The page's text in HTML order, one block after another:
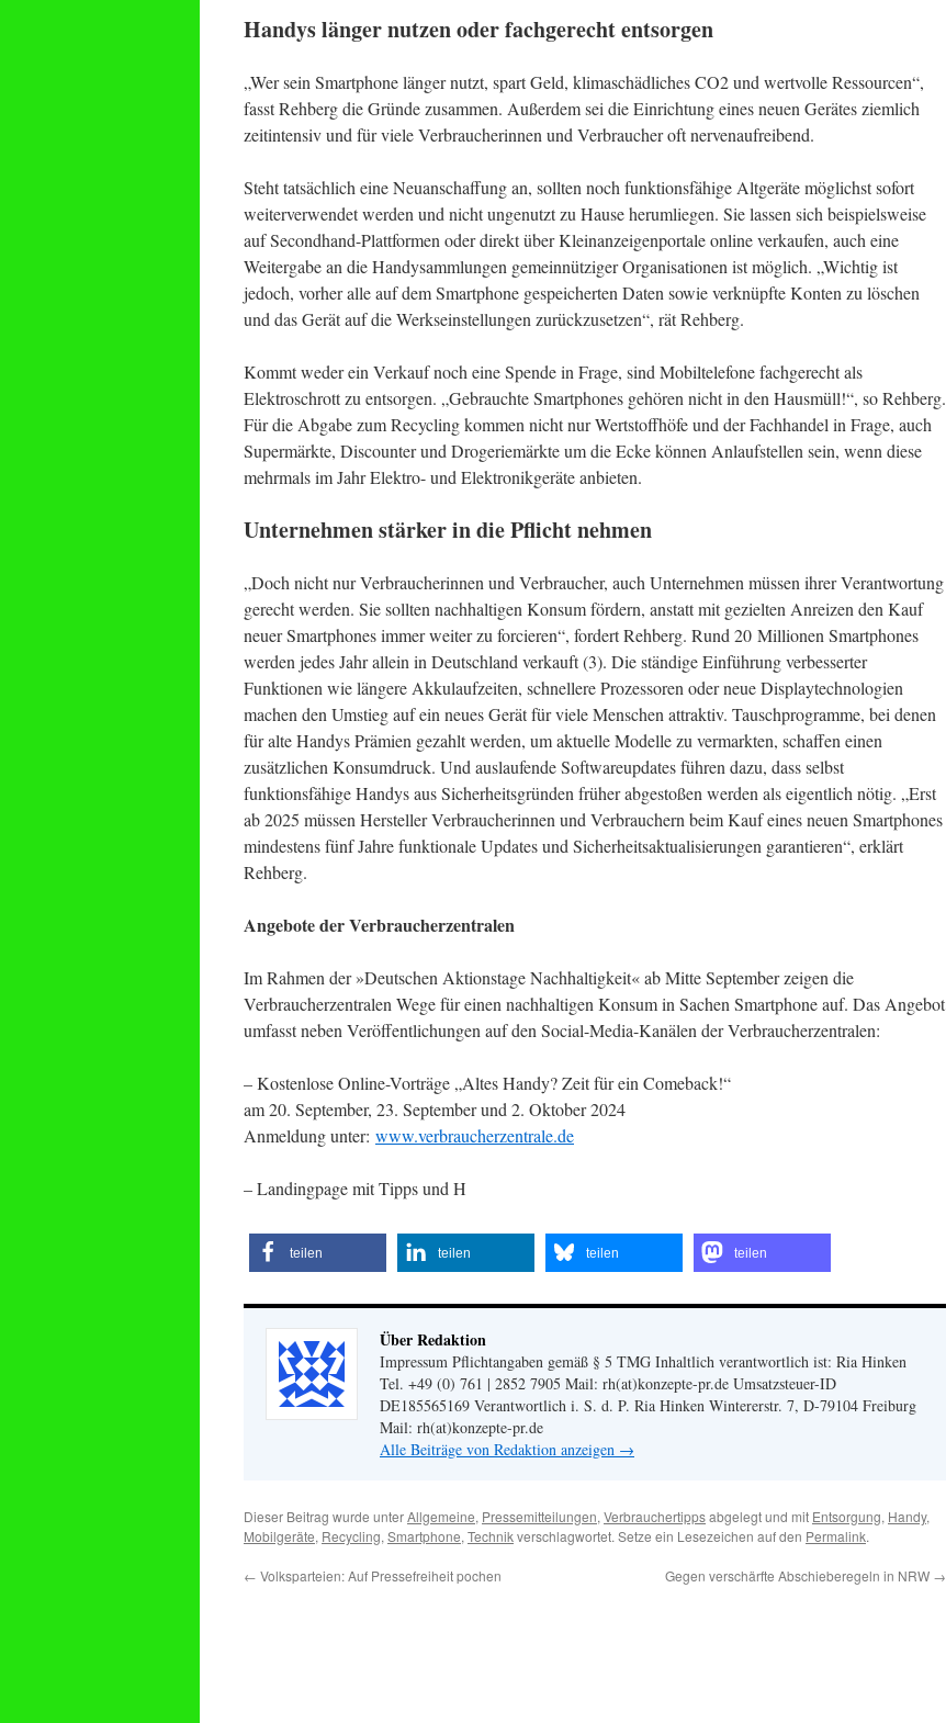
Handys länger nutzen oder fachgerecht entsorgen
„Wer sein Smartphone länger nutzt, spart Geld, klimaschädliches CO2 und wertvolle Ressourcen“,
fasst Rehberg die Gründe zusammen. Außerdem sei die Einrichtung eines neuen Gerätes ziemlich
zeitintensiv und für viele Verbraucherinnen und Verbraucher oft nervenaufreibend.
Steht tatsächlich eine Neuanschaffung an, sollten noch funktionsfähige Altgeräte möglichst sofort
weiterverwendet werden und nicht ungenutzt zu Hause herumliegen. Sie lassen sich beispielsweise
auf Secondhand-Plattformen oder direkt über Kleinanzeigenportale online verkaufen, auch eine
Weitergabe an die Handysammlungen gemeinnütziger Organisationen ist möglich. „Wichtig ist
jedoch, vorher alle auf dem Smartphone gespeicherten Daten sowie verknüpfte Konten zu löschen
und das Gerät auf die Werkseinstellungen zurückzusetzen“, rät Rehberg.
Kommt weder ein Verkauf noch eine Spende in Frage, sind Mobiltelefone fachgerecht als
Elektroschrott zu entsorgen. „Gebrauchte Smartphones gehören nicht in den Hausmüll!“, so Rehberg.
Für die Abgabe zum Recycling kommen nicht nur Wertstoffhöfe und der Fachhandel in Frage, auch
Supermärkte, Discounter und Drogeriemärkte um die Ecke können Anlaufstellen sein, wenn diese
mehrmals im Jahr Elektro- und Elektronikgeräte anbieten.
Unternehmen stärker in die Pflicht nehmen
„Doch nicht nur Verbraucherinnen und Verbraucher, auch Unternehmen müssen ihrer Verantwortung
gerecht werden. Sie sollten nachhaltigen Konsum fördern, anstatt mit gezielten Anreizen den Kauf
neuer Smartphones immer weiter zu forcieren“, fordert Rehberg. Rund 20 Millionen Smartphones
werden jedes Jahr allein in Deutschland verkauft (3). Die ständige Einführung verbesserter
Funktionen wie längere Akkulaufzeiten, schnellere Prozessoren oder neue Displaytechnologien
machen den Umstieg auf ein neues Gerät für viele Menschen attraktiv. Tauschprogramme, bei denen
für alte Handys Prämien gezahlt werden, um aktuelle Modelle zu vermarkten, schaffen einen
zusätzlichen Konsumdruck. Und auslaufende Softwareupdates führen dazu, dass selbst
funktionsfähige Handys aus Sicherheitsgründen früher abgestoßen werden als eigentlich nötig. „Erst
ab 2025 müssen Hersteller Verbraucherinnen und Verbrauchern beim Kauf eines neuen Smartphones
mindestens fünf Jahre funktionale Updates und Sicherheitsaktualisierungen garantieren“, erklärt
Rehberg.
Angebote der Verbraucherzentralen
Im Rahmen der »Deutschen Aktionstage Nachhaltigkeit« ab Mitte September zeigen die
Verbraucherzentralen Wege für einen nachhaltigen Konsum in Sachen Smartphone auf. Das Angebot
umfasst neben Veröffentlichungen auf den Social-Media-Kanälen der Verbraucherzentralen:
– Kostenlose Online-Vorträge „Altes Handy? Zeit für ein Comeback!“
am 20. September, 23. September und 2. Oktober 2024
Anmeldung unter: www.verbraucherzentrale.de
– Landingpage mit Tipps und H
teilen teilen teilen teilen
Über Redaktion
Impressum Pflichtangaben gemäß § 5 TMG Inhaltlich verantwortlich ist: Ria Hinken
Tel. +49 (0) 761 | 2852 7905 Mail: rh(at)konzepte-pr.de Umsatzsteuer-ID
DE185565169 Verantwortlich i. S. d. P. Ria Hinken Wintererstr. 7, D-79104 Freiburg
Mail: rh(at)konzepte-pr.de
Alle Beiträge von Redaktion anzeigen →
Dieser Beitrag wurde unterAllgemeine, Pressemitteilungen, Verbrauchertippsabgelegt und mit Entsorgung, Handy,
Mobilgeräte, Recycling, Smartphone, Technikverschlagwortet. Setze ein Lesezeichen auf den Permalink.
← Volksparteien: Auf Pressefreiheit pochen Gegen verschärfte Abschieberegeln in NRW →